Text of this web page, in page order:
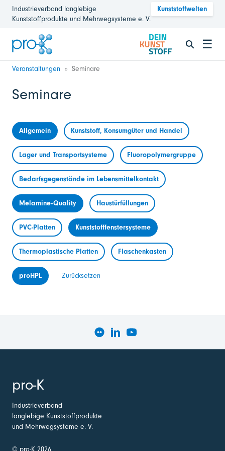
Industrieverband langlebige
Kunststoffprodukte und Mehrwegsysteme e. V.
Kunststoffwelten
☰
Veranstaltungen Seminare
Seminare
Allgemein Kunststoff, Konsumgüter und Handel
Lager und Transportsysteme Fluoropolymergruppe
Bedarfsgegenstände im Lebensmittelkontakt
Melamine-Quality Haustürfüllungen
PVC-Platten Kunststofffenstersysteme
Thermoplastische Platten Flaschenkasten
proHPL Zurücksetzen
pro-K
Industrieverband
langlebige Kunststoffprodukte
und Mehrwegsysteme e. V.
© pro-K 2026